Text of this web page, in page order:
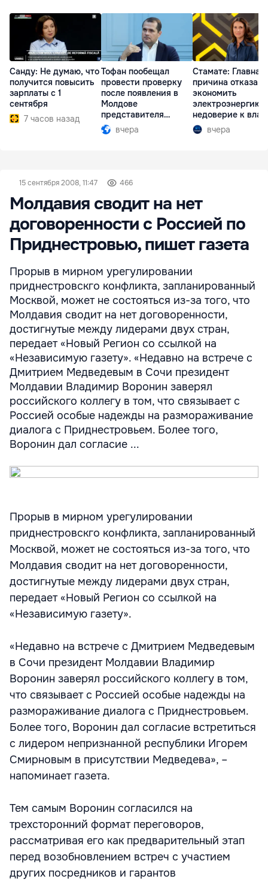
Санду: Не думаю, что
получится повысить
зарплаты с 1
сентября
7 часов назад
Тофан пообещал
провести проверку
после появления в
Молдове
представителя
Южной Осетии
вчера
Стамате: Главная
причина отказа
экономить
электроэнергию
недоверие к
вчера
15 сентября 2008, 11:47 466
Молдавия сводит на нет
договоренности с Россией по
Приднестровью, пишет газета
Прорыв в мирном урегулировании
приднестровскго конфликта, запланированный
Москвой, может не состояться из-за того, что
Молдавия сводит на нет договоренности,
достигнутые между лидерами двух стран,
передает «Новый Регион со ссылкой на
«Независимую газету». «Недавно на встрече с
Дмитрием Медведевым в Сочи президент
Молдавии Владимир Воронин заверял
российского коллегу в том, что связывает с
Россией особые надежды на размораживание
диалога с Приднестровьем. Более того,
Воронин дал согласие ...
Прорыв в мирном урегулировании
приднестровскго конфликта, запланированный
Москвой, может не состояться из-за того, что
Молдавия сводит на нет договоренности,
достигнутые между лидерами двух стран,
передает «Новый Регион со ссылкой на
«Независимую газету».
«Недавно на встрече с Дмитрием Медведевым
в Сочи президент Молдавии Владимир
Воронин заверял российского коллегу в том,
что связывает с Россией особые надежды на
размораживание диалога с Приднестровьем.
Более того, Воронин дал согласие встретиться
с лидером непризнанной республики Игорем
Смирновым в присутствии Медведева», –
напоминает газета.
Тем самым Воронин согласился на
трехсторонний формат переговоров,
рассматривая его как предварительный этап
перед возобновлением встреч с участием
других посредников и гарантов